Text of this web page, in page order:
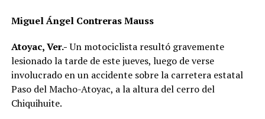
durante el despliegue policial.
Las manifestaciones derivaron en el bloqueo de la
autopista Veracruz-México, a la altura de la caseta de
Cuitláhuac, donde los inconformes cerraron
completamente ambos carriles de circulación. Más
tarde, otro grupo tomó la carretera federal Córdoba-
Miguel Ángel Contreras Mauss
Atoyac, Ver.-Un motociclista resultó gravemente
lesionado la tarde de este jueves, luego de verse
involucrado en un accidente sobre la carretera estatal
Paso del Macho-Atoyac, a la altura del cerro del
Chiquihuite.